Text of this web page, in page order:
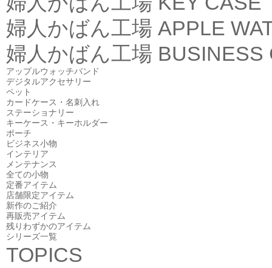
婦人かばん工場 APPLE
婦人かばん工場 BUSINESS
アップルウォッチバンド
デジタルアクセサリー
ペット
カードケース・名刺入れ
ステーショナリー
キーケース・キーホルダー
ポーチ
ビジネス小物
インテリア
メンテナンス
全ての小物
定番アイテム
店舗限定アイテム
新作のご紹介
再販売アイテム
残りわずかのアイテム
シリーズ一覧
TOPICS